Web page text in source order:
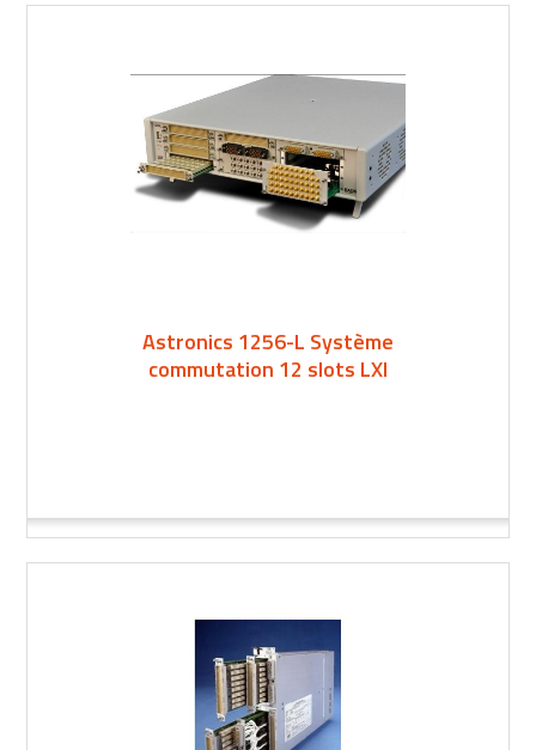
Astronics 1256-L Système
commutation 12 slots LXI